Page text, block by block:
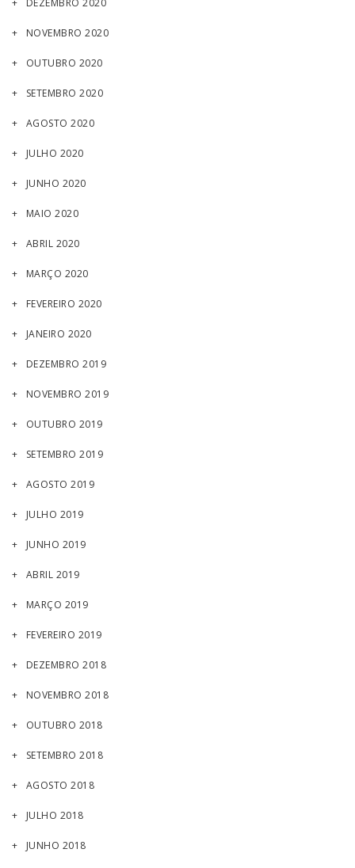
DEZEMBRO 2020
NOVEMBRO 2020
OUTUBRO 2020
SETEMBRO 2020
AGOSTO 2020
JULHO 2020
JUNHO 2020
MAIO 2020
ABRIL 2020
MARÇO 2020
FEVEREIRO 2020
JANEIRO 2020
DEZEMBRO 2019
NOVEMBRO 2019
OUTUBRO 2019
SETEMBRO 2019
AGOSTO 2019
JULHO 2019
JUNHO 2019
ABRIL 2019
MARÇO 2019
FEVEREIRO 2019
DEZEMBRO 2018
NOVEMBRO 2018
OUTUBRO 2018
SETEMBRO 2018
AGOSTO 2018
JULHO 2018
JUNHO 2018